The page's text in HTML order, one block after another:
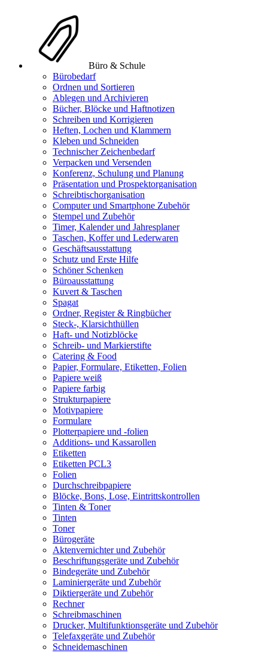
Büro & Schule
Bürobedarf
Ordnen und Sortieren
Ablegen und Archivieren
Bücher, Blöcke und Haftnotizen
Schreiben und Korrigieren
Heften, Lochen und Klammern
Kleben und Schneiden
Technischer Zeichenbedarf
Verpacken und Versenden
Konferenz, Schulung und Planung
Präsentation und Prospektorganisation
Schreibtischorganisation
Computer und Smartphone Zubehör
Stempel und Zubehör
Timer, Kalender und Jahresplaner
Taschen, Koffer und Lederwaren
Geschäftsausstattung
Schutz und Erste Hilfe
Schöner Schenken
Büroausstattung
Kuvert & Taschen
Spagat
Ordner, Register & Ringbücher
Steck-, Klarsichthüllen
Haft- und Notizblöcke
Schreib- und Markierstifte
Catering & Food
Papier, Formulare, Etiketten, Folien
Papiere weiß
Papiere farbig
Strukturpapiere
Motivpapiere
Formulare
Plotterpapiere und -folien
Additions- und Kassarollen
Etiketten
Etiketten PCL3
Folien
Durchschreibpapiere
Blöcke, Bons, Lose, Eintrittskontrollen
Tinten & Toner
Tinten
Toner
Bürogeräte
Aktenvernichter und Zubehör
Beschriftungsgeräte und Zubehör
Bindegeräte und Zubehör
Laminiergeräte und Zubehör
Diktiergeräte und Zubehör
Rechner
Schreibmaschinen
Drucker, Multifunktionsgeräte und Zubehör
Telefaxgeräte und Zubehör
Schneidemaschinen